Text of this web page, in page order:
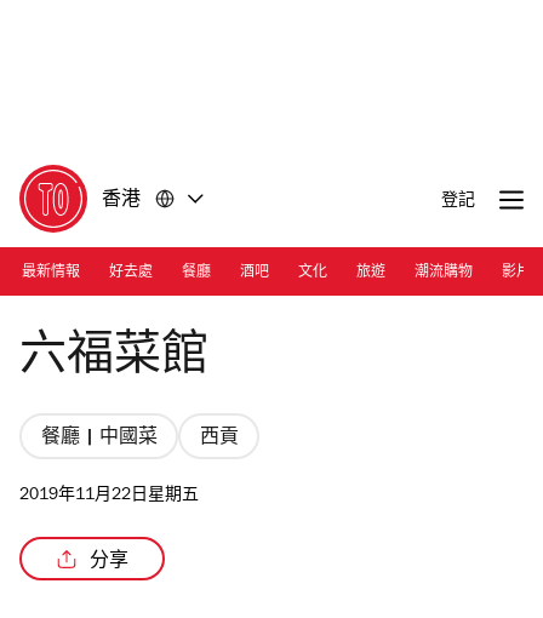
香港 登記
最新情報 好去處 餐廳 酒吧 文化 旅遊 潮流購物 影片
Photograph: Calvin Sit
六福菜館
餐廳 | 中國菜 西貢
2019年11月22日星期五
分享